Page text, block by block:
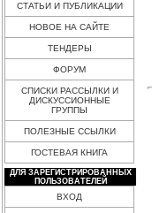
СТАТЬИ И ПУБЛИКАЦИИ
НОВОЕ НА САЙТЕ
ТЕНДЕРЫ
ФОРУМ
СПИСКИ РАССЫЛКИ И
ДИСКУССИОННЫЕ
ГРУППЫ
ПОЛЕЗНЫЕ ССЫЛКИ
ГОСТЕВАЯ КНИГА
ДЛЯ ЗАРЕГИСТРИРОВАННЫХ
ПОЛЬЗОВАТЕЛЕЙ
ВХОД